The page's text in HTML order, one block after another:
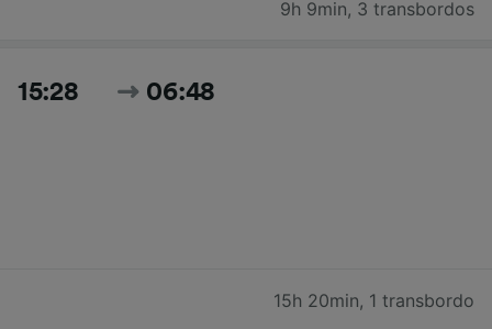
9h 9min, 3 transbordos
15:28 06:48
15h 20min, 1 transbordo